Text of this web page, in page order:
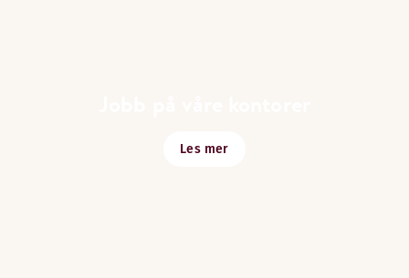
Les mer